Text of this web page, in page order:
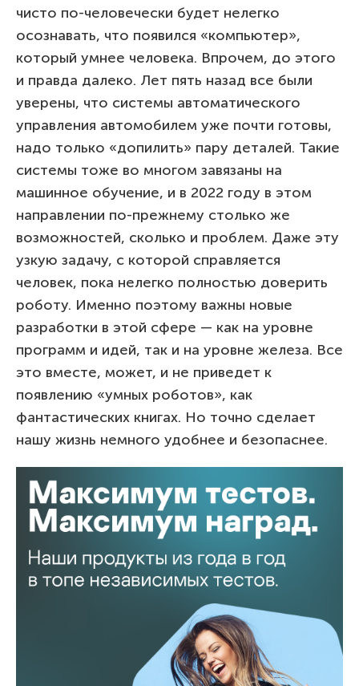
чисто по-человечески будет нелегко
осознавать, что появился «компьютер»,
который умнее человека. Впрочем, до этого
и правда далеко. Лет пять назад все были
уверены, что системы автоматического
управления автомобилем уже почти готовы,
надо только «допилить» пару деталей. Такие
системы тоже во многом завязаны на
машинное обучение, и в 2022 году в этом
направлении по-прежнему столько же
возможностей, сколько и проблем. Даже эту
узкую задачу, с которой справляется
человек, пока нелегко полностью доверить
роботу. Именно поэтому важны новые
разработки в этой сфере — как на уровне
программ и идей, так и на уровне железа. Все
это вместе, может, и не приведет к
появлению «умных роботов», как
фантастических книгах. Но точно сделает
нашу жизнь немного удобнее и безопаснее.